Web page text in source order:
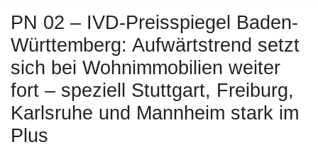
PN 02 – IVD-Preisspiegel Baden-
Württemberg: Aufwärtstrend setzt
sich bei Wohnimmobilien weiter
fort – speziell Stuttgart, Freiburg,
Karlsruhe und Mannheim stark im
Plus